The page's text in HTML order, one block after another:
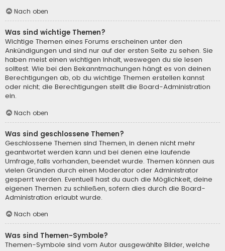
Nach oben
Was sind wichtige Themen?
Wichtige Themen eines Forums erscheinen unter den
Ankündigungen und sind nur auf der ersten Seite zu sehen. Sie
haben meist einen wichtigen Inhalt, weswegen du sie lesen
solltest. Wie bei den Bekanntmachungen hängt es von deinen
Berechtigungen ab, ob du wichtige Themen erstellen kannst
oder nicht; die Berechtigungen stellt die Board-Administration
ein.
Nach oben
Was sind geschlossene Themen?
Geschlossene Themen sind Themen, in denen nicht mehr
geantwortet werden kann und bei denen eine laufende
Umfrage, falls vorhanden, beendet wurde. Themen können aus
vielen Gründen durch einen Moderator oder Administrator
gesperrt werden. Eventuell hast du auch die Möglichkeit, deine
eigenen Themen zu schließen, sofern dies durch die Board-
Administration erlaubt wurde.
Nach oben
Was sind Themen-Symbole?
Themen-Symbole sind vom Autor ausgewählte Bilder, welche